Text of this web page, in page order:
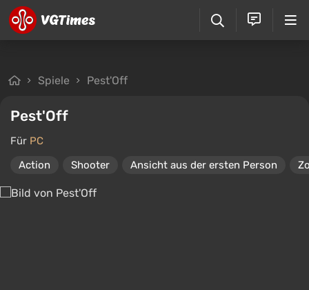
Spiele Pest'Off
Pest'Off
Für PC
Action
Shooter Ansicht aus der ersten Person